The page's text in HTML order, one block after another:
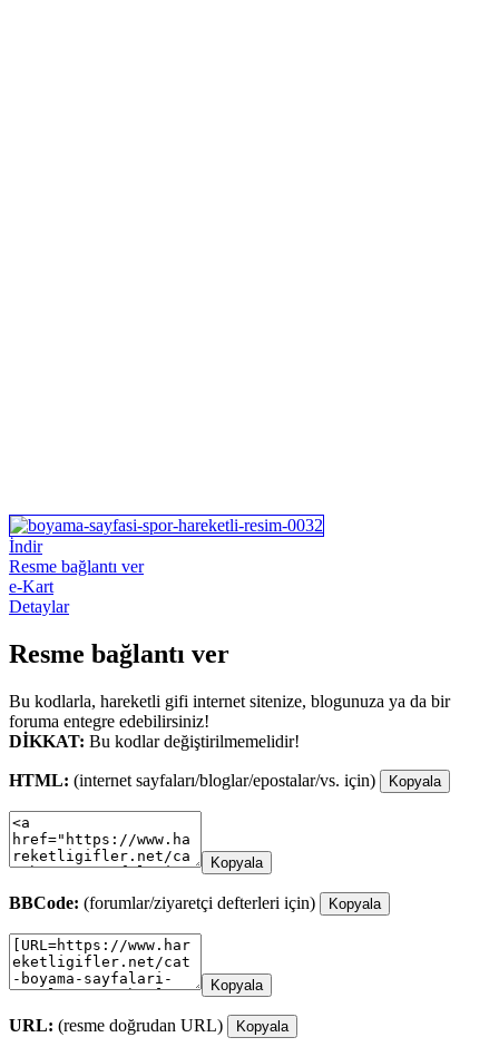
İndir
Resme bağlantı ver
e-Kart
Detaylar
Resme bağlantı ver
Bu kodlarla, hareketli gifi internet sitenize, blogunuza ya da bir
foruma entegre edebilirsiniz!
DİKKAT: Bu kodlar değiştirilmemelidir!
HTML: (internet sayfaları/bloglar/epostalar/vs. için) Kopyala
Kopyala
BBCode: (forumlar/ziyaretçi defterleri için) Kopyala
Kopyala
URL: (resme doğrudan URL) Kopyala